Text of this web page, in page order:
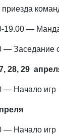
19.00 —
— Заседание
28, 29
— Начало игр
— Начало игр